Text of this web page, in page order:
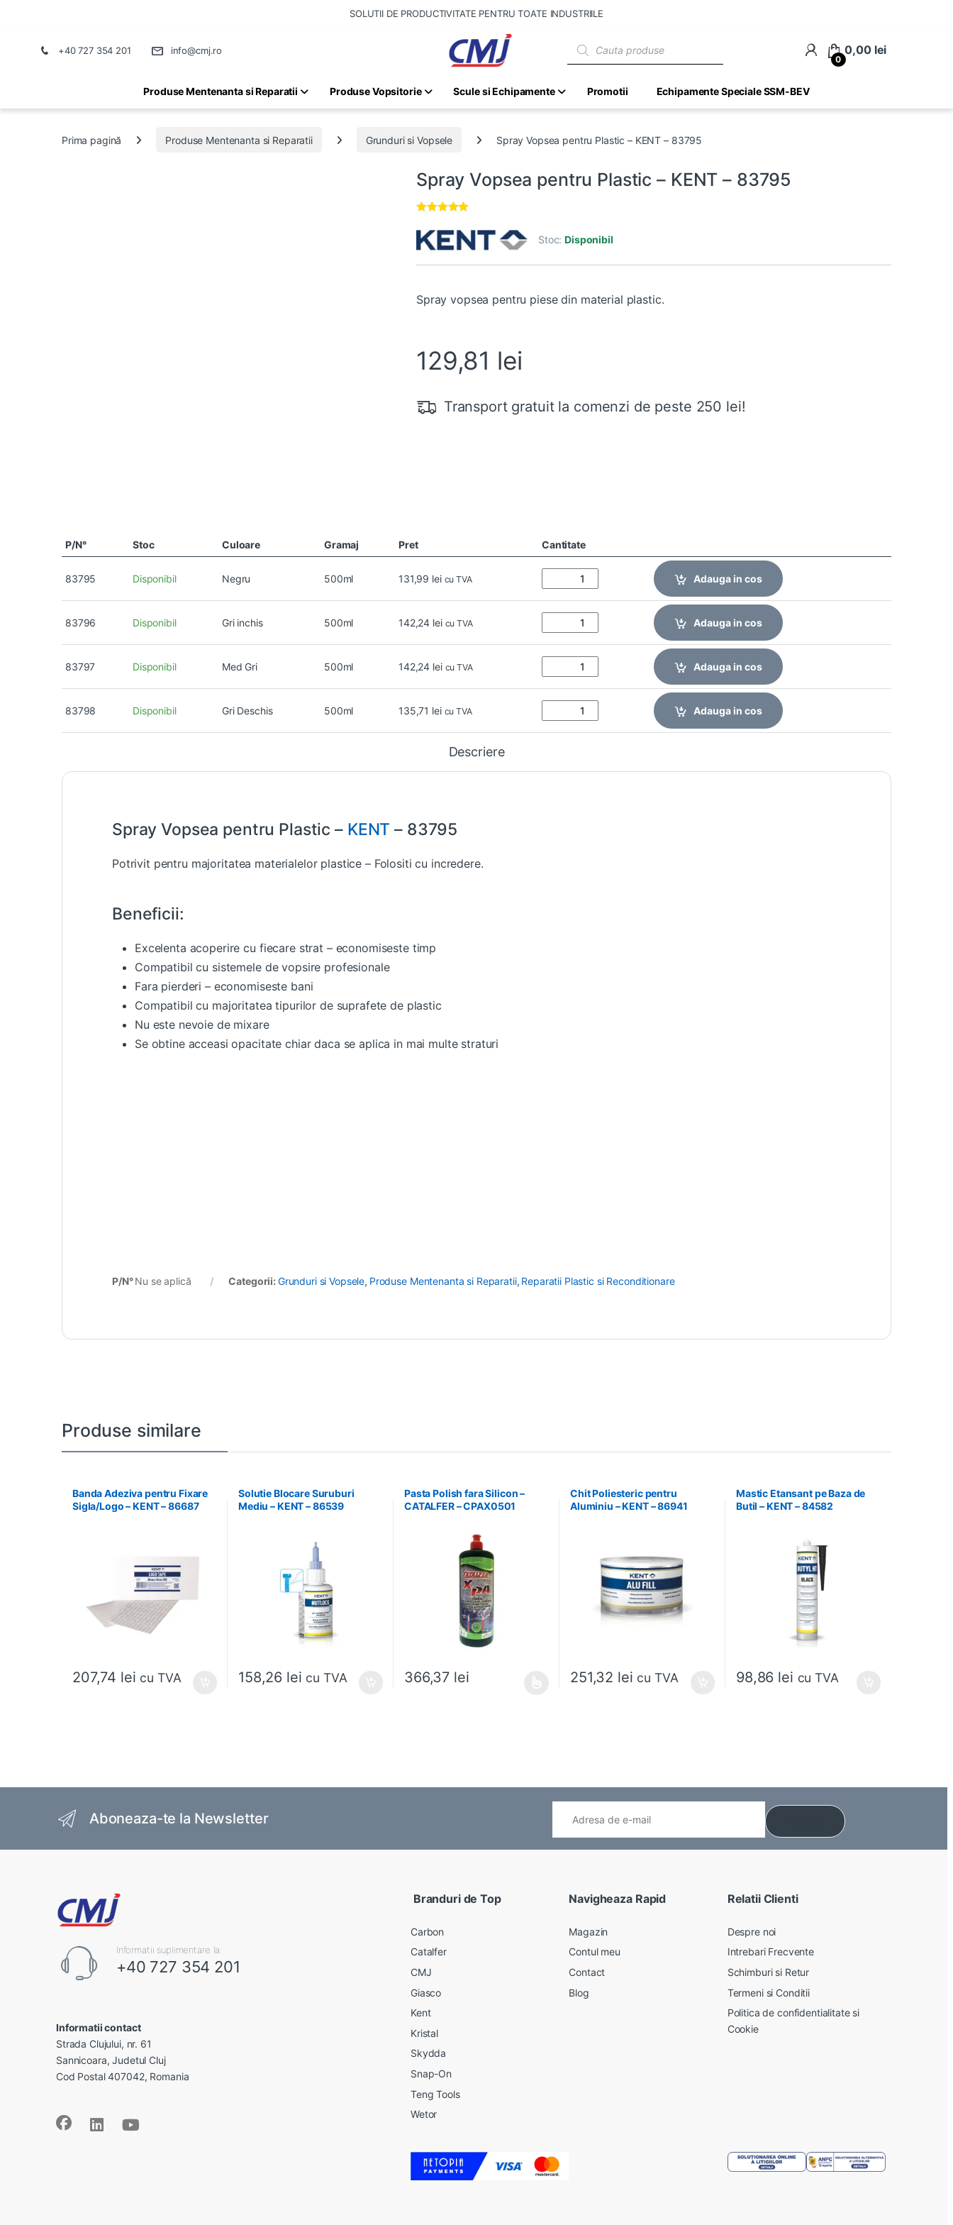
SOLUTII DE PRODUCTIVITATE PENTRU TOATE INDUSTRIILE
+40 727 354 201 info@cmj.ro
0
0,00 lei
Produse Mentenanta si Reparatii Produse Vopsitorie Scule si Echipamente Promotii Echipamente Speciale SSM-BEV
Prima pagină Produse Mentenanta si Reparatii Grunduri si Vopsele Spray Vopsea pentru Plastic – KENT – 83795
Spray Vopsea pentru Plastic – KENT – 83795
5.00din 5 pe
baza unei
singure
Stoc: Disponibil
Spray vopsea pentru piese din material plastic.
129,81 lei
Transport gratuit la comenzi de peste 250 lei!
P/N° Stoc Culoare Gramaj Pret Cantitate
83795 Disponibil Negru 500ml 131,99 lei cu TVA Adauga in cos
83796 Disponibil Gri inchis 500ml 142,24 lei cu TVA Adauga in cos
83797 Disponibil Med Gri 500ml 142,24 lei cu TVA Adauga in cos
83798 Disponibil Gri Deschis 500ml 135,71 lei cu TVA Adauga in cos
Descriere
Spray Vopsea pentru Plastic – KENT – 83795
Potrivit pentru majoritatea materialelor plastice – Folositi cu incredere.
Beneficii:
Excelenta acoperire cu fiecare strat – economiseste timp
Compatibil cu sistemele de vopsire profesionale
Fara pierderi – economiseste bani
Compatibil cu majoritatea tipurilor de suprafete de plastic
Nu este nevoie de mixare
Se obtine acceasi opacitate chiar daca se aplica in mai multe straturi
P/N°Nu se aplică Categorii: Grunduri si Vopsele, Produse Mentenanta si Reparatii, Reparatii Plastic si Reconditionare
Produse similare
Banda Adeziva pentru Fixare
Sigla/Logo – KENT – 86687
207,74 lei cu TVA
Solutie Blocare Suruburi
Mediu – KENT – 86539
158,26 lei cu TVA
Pasta Polish fara Silicon –
CATALFER – CPAX0501
366,37 lei
Chit Poliesteric pentru
Aluminiu – KENT – 86941
251,32 lei cu TVA
Mastic Etansant pe Baza de
Butil – KENT – 84582
98,86 lei cu TVA
Aboneaza-te la Newsletter
Informatii suplimentare la:
+40 727 354 201
Informatii contact
Strada Clujului, nr. 61
Sannicoara, Judetul Cluj
Cod Postal 407042, Romania
Branduri de Top
Carbon
Catalfer
CMJ
Giasco
Kent
Kristal
Skydda
Snap-On
Teng Tools
Wetor
Navigheaza Rapid
Magazin
Contul meu
Contact
Blog
Relatii Clienti
Despre noi
Intrebari Frecvente
Schimburi si Retur
Termeni si Conditii
Politica de confidentialitate si
Cookie